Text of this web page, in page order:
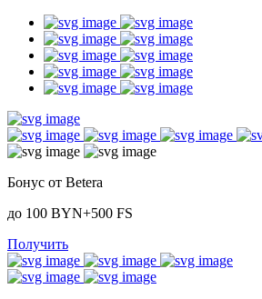
Бонус от Betera
до 100 BYN+500 FS
Получить